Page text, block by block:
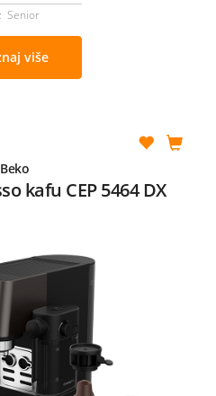
Senior
više
Beko
kafu CEP 5464 DX